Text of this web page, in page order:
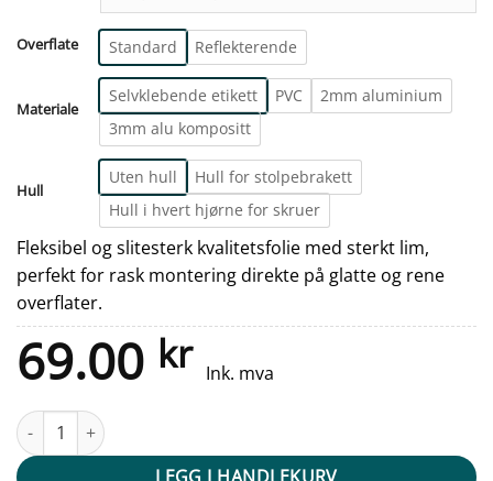
Overflate Standard Reflekterende
Materiale
Selvklebende etikett PVC
2mm aluminium
3mm alu kompositt
Hull
Uten hull
Hull for stolpebrakett
Hull i hvert hjørne for skruer
Fleksibel og slitesterk kvalitetsfolie med sterkt lim,
perfekt for rask montering direkte på glatte og rene
overflater.
69.00 kr Ink. mva
Fareskilt - Radioaktivt materiale antall
LEGG I HANDLEKURV